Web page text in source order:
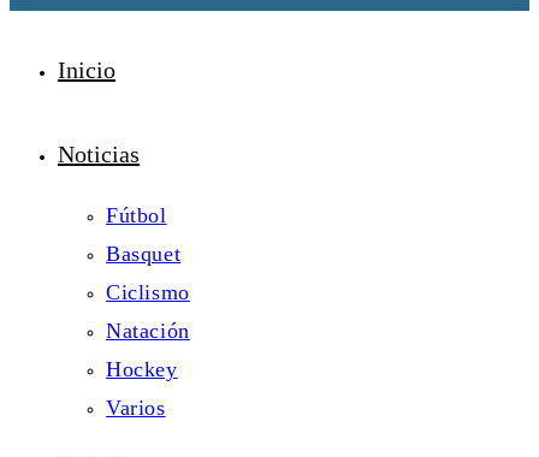
Inicio
Noticias
Fútbol
Basquet
Ciclismo
Natación
Hockey
Varios